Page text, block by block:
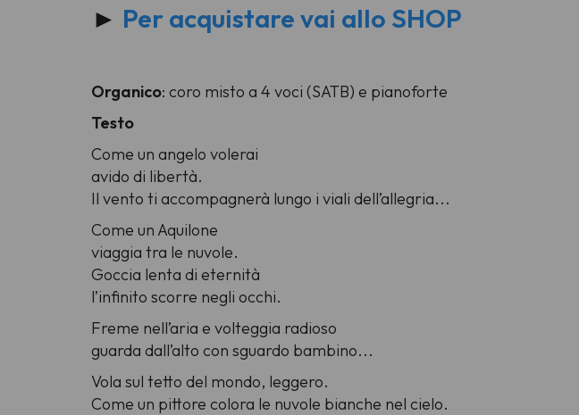
► Per acquistare vai allo SHOP
Organico: coro misto a 4 voci (SATB) e pianoforte
Testo
Come un angelo volerai
avido di libertà.
Il vento ti accompagnerà lungo i viali dell’allegria...
Come un Aquilone
viaggia tra le nuvole.
Goccia lenta di eternità
l’infinito scorre negli occhi.
Freme nell’aria e volteggia radioso
guarda dall’alto con sguardo bambino...
Vola sul tetto del mondo, leggero.
Come un pittore colora le nuvole bianche nel cielo.